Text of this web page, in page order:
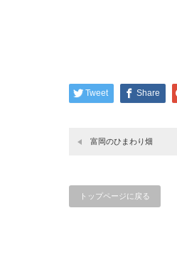
Tweet Share
富岡のひまわり畑
トップページに戻る